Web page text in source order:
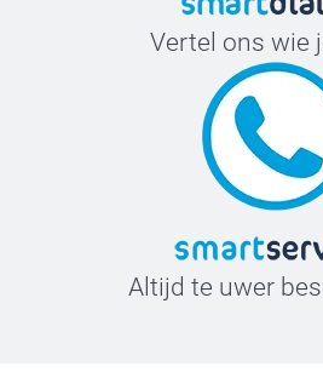
Vertel ons wie
Altijd te uwer